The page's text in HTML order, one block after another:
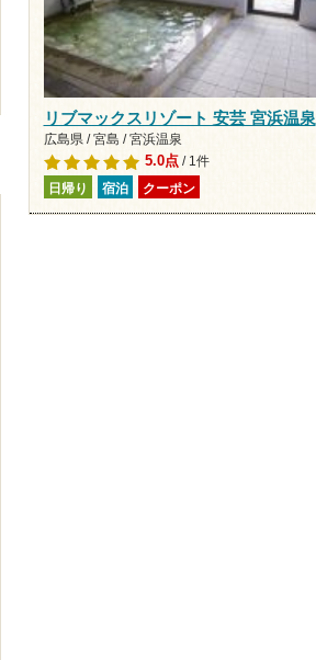
リブマックスリゾート 安芸 宮浜温泉
広島県 / 宮島 / 宮浜温泉
5.0点/ 1件
日帰り 宿泊 クーポン